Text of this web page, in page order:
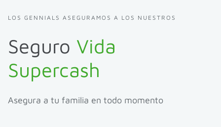
LOS GENNIALS ASEGURAMOS A LOS NUESTROS
Seguro Vida
Supercash
Asegura a tu familia en todo momento